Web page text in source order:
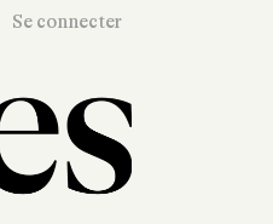
Se connecter